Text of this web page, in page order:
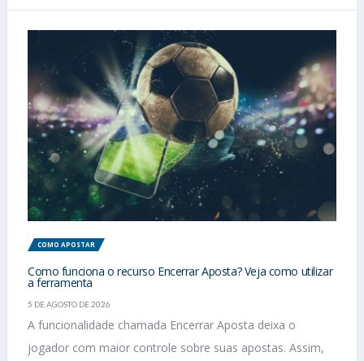
COMO APOSTAR
Como funciona o recurso Encerrar Aposta? Veja como utilizar
a ferramenta
5 DE AGOSTO DE 2026
A funcionalidade chamada Encerrar Aposta deixa o
jogador com maior controle sobre suas apostas. Assim,